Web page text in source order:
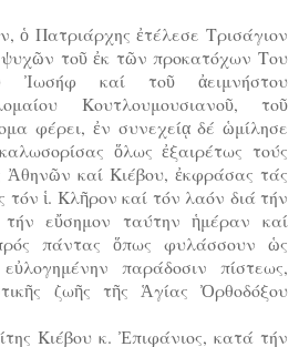
Πατριάρχης ἐτέλεσε Τρισάγιον
τοῦ ἐκ τῶν προκατόχων Του
Ἰωσήφ καί τοῦ ἀειμνήστου
Κουτλουμουσιανοῦ, τοῦ
φέρει, ἐν συνεχείᾳ δέ ὡμίλησε
ὅλως ἐξαιρέτως τούς
Ἀθηνῶν καί Κιέβου, ἐκφράσας τάς
τόν ἱ. Κλῆρον καί τόν λαόν διά τήν
εὔσημον ταύτην ἡμέραν καί
πάντας ὅπως φυλάσσουν ὡς
παράδοσιν πίστεως,
ζωῆς τῆς Ἁγίας Ὀρθοδόξου
Κιέβου κ. Ἐπιφάνιος, κατά τήν